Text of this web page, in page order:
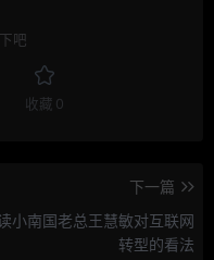
吧
收藏 0
下一篇
小南国老总王慧敏对互联网
转型的看法